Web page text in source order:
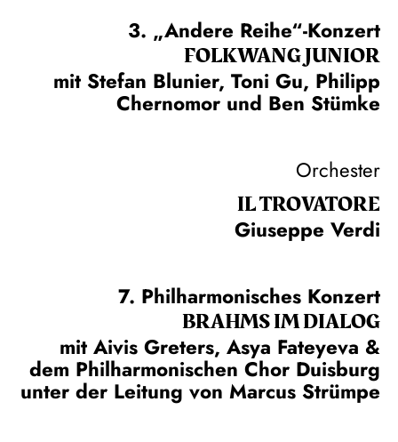
3. „Andere Reihe“-Konzert
FOLKWANG JUNIOR
mit Stefan Blunier, Toni Gu, Philipp
Chernomor und Ben Stümke
Orchester
IL TROVA­TORE
Giuseppe Verdi
7. Philharmonisches Konzert
BRAHMS IM DIALOG
mit Aivis Greters, Asya Fateyeva &
dem Philharmonischen Chor Duisburg
unter der Leitung von Marcus Strümpe